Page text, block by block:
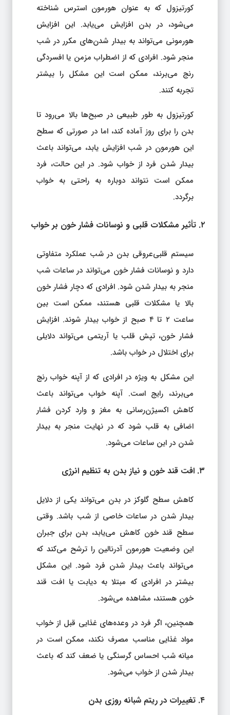
کورتیزول که به عنوان هورمون استرس شناخته
می‌شود، در بدن افزایش می‌یابد. این افزایش
هورمونی می‌تواند به بیدار شدن‌های مکرر در شب
منجر شود. افرادی که از اضطراب مزمن یا افسردگی
رنج می‌برند، ممکن است این مشکل را بیشتر
تجربه کنند.
کورتیزول به طور طبیعی در صبح‌ها بالا می‌رود تا
بدن را برای روز آماده کند، اما در صورتی که سطح
این هورمون در شب افزایش یابد، می‌تواند باعث
بیدار شدن فرد از خواب شود. در این حالت، فرد
ممکن است نتواند دوباره به راحتی به خواب
برگردد.
۲. تأثیر مشکلات قلبی و نوسانات فشار خون بر خواب
سیستم قلبی‌عروقی بدن در شب عملکرد متفاوتی
دارد و نوسانات فشار خون می‌تواند در ساعات شب
منجر به بیدار شدن شود. افرادی که دچار فشار خون
بالا یا مشکلات قلبی هستند، ممکن است بین
ساعت ۲ تا ۴ صبح از خواب بیدار شوند. افزایش
فشار خون، تپش قلب یا آریتمی می‌تواند دلایلی
برای اختلال در خواب باشد.
این مشکل به ویژه در افرادی که از آپنه خواب رنج
می‌برند، رایج است. آپنه خواب می‌تواند باعث
کاهش اکسیژن‌رسانی به مغز و وارد کردن فشار
اضافی به قلب شود که در نهایت منجر به بیدار
شدن در این ساعات می‌شود.
۳. افت قند خون و نیاز بدن به تنظیم انرژی
کاهش سطح گلوکز در بدن می‌تواند یکی از دلایل
بیدار شدن در ساعات خاصی از شب باشد. وقتی
سطح قند خون کاهش می‌یابد، بدن برای جبران
این وضعیت هورمون آدرنالین را ترشح می‌کند که
می‌تواند باعث بیدار شدن فرد شود. این مشکل
بیشتر در افرادی که مبتلا به دیابت یا افت قند
خون هستند، مشاهده می‌شود.
همچنین، اگر فرد در وعده‌های غذایی قبل از خواب
مواد غذایی مناسب مصرف نکند، ممکن است در
میانه شب احساس گرسنگی یا ضعف کند که باعث
بیدار شدن از خواب می‌شود.
۴. تغییرات در ریتم شبانه‌ روزی بدن